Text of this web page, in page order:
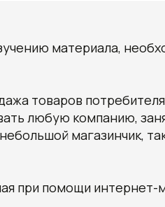
материала,
товаров
любую компанию,
магазинчик,
при помощи интернет-